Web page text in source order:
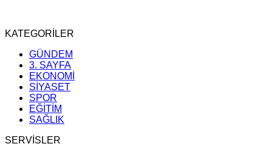
KATEGORİLER
GÜNDEM
3. SAYFA
EKONOMİ
SİYASET
SPOR
EĞİTİM
SAĞLIK
SERVİSLER